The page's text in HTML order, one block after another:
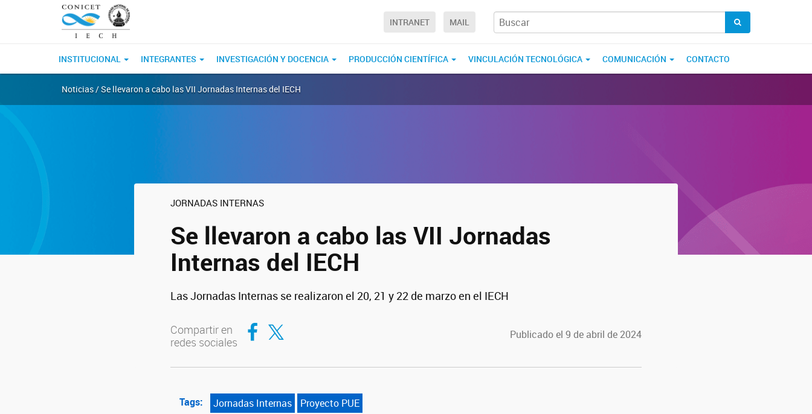
INTRANET MAIL
INSTITUCIONAL INTEGRANTES INVESTIGACIÓN Y DOCENCIA PRODUCCIÓN CIENTÍFICA VINCULACIÓN TECNOLÓGICA COMUNICACIÓN CONTACTO
Noticias / Se llevaron a cabo las VII Jornadas Internas del IECH
JORNADAS INTERNAS
Se llevaron a cabo las VII Jornadas
Internas del IECH
Las Jornadas Internas se realizaron el 20, 21 y 22 de marzo en el IECH
Compartir en
redes sociales
Compartir en Facebook
Compartir en Twitter Publicado el 9 de abril de 2024
Tags: Jornadas Internas Proyecto PUE